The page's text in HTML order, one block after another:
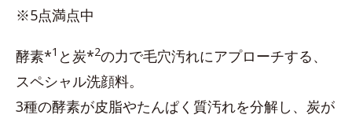
※5点満点中
酵素*1 と炭*2の力で毛穴汚れにアプローチする、
スペシャル洗顔料。
3種の酵素が皮脂やたんぱく質汚れを分解し、炭が